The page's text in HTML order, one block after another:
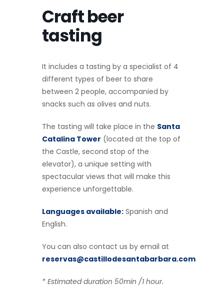
Craft beer
tasting
It includes a tasting by a specialist of 4
different types of beer to share
between 2 people, accompanied by
snacks such as olives and nuts.
The tasting will take place in the Santa
Catalina Tower (located at the top of
the Castle, second stop of the
elevator), a unique setting with
spectacular views that will make this
experience unforgettable.
Languages available: Spanish and
English.
You can also contact us by email at
reservas@castillodesantabarbara.com
* Estimated duration 50min /1 hour.